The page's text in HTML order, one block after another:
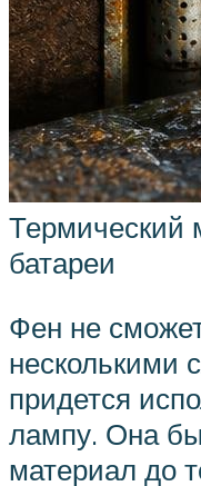
Термический
батареи
Фен не
несколькими
придется
лампу. Она
материал до